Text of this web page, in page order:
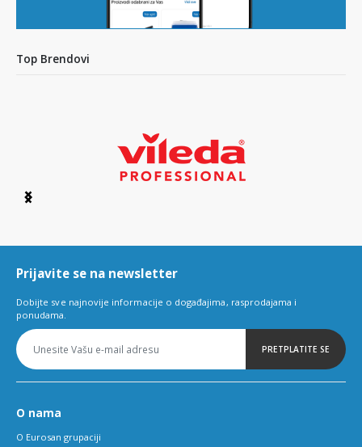
Top Brendovi
Item
6
Prijavite se na newsletter
Dobijte sve najnovije informacije o događajima, rasprodajama i
ponudama.
PRETPLATITE SE
O nama
O Eurosan grupaciji